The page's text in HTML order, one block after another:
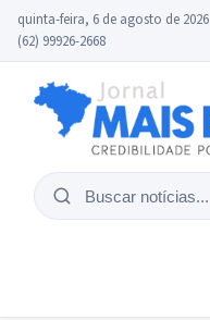
quinta-feira, 6 de agosto de 2026
(62) 99926-2668
Buscar